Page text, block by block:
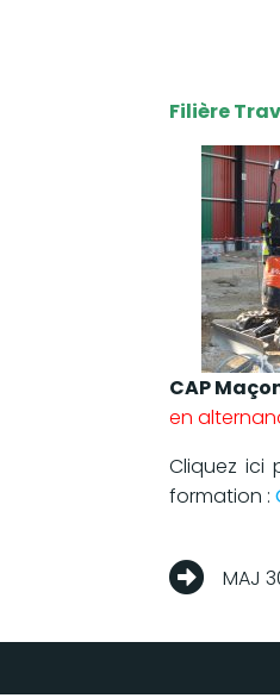
Filière
CAP
en
Cliquez ici
formation :
MAJ